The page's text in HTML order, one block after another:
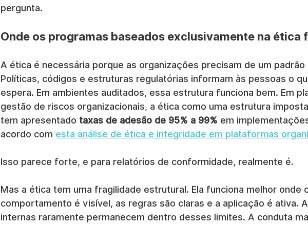
pergunta.
Onde os programas baseados exclusivamente na ética
A ética é necessária porque as organizações precisam de um
Políticas, códigos e estruturas regulatórias informam às pessoas o
espera. Em ambientes auditados, essa estrutura funciona bem. Em
gestão de riscos organizacionais, a ética como uma estrutura
tem apresentado taxas de adesão de 95% a 99% em
acordo com esta análise de ética e integridade em plataformas
Isso parece forte, e para relatórios de conformidade, realmente é.
Mas a ética tem uma fragilidade estrutural. Ela funciona melhor onde
comportamento é visível, as regras são claras e a aplicação é ativa.
internas raramente permanecem dentro desses limites. A conduta